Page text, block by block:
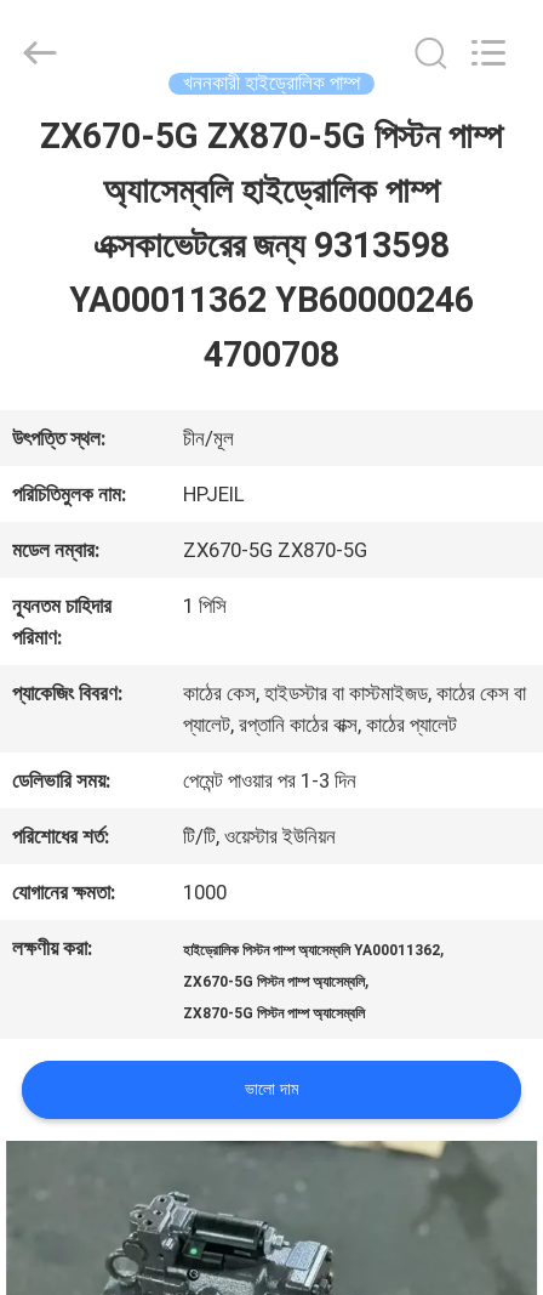
বাড়ি
সম্পর্কে
কারখানা
ভ্রমণ
মান
যোগাযোগ
করুন
মামলা
Machinery
খননকারী হাইড্রোলিক পাম্প
ZX670-5G ZX870-5G পিস্টন পাম্প
অ্যাসেম্বলি হাইড্রোলিক পাম্প
এক্সকাভেটরের জন্য 9313598
YA00011362 YB60000246
4700708
উৎপত্তি স্থল: চীন/মূল
পরিচিতিমুলক নাম: HPJEIL
মডেল নম্বার: ZX670-5G ZX870-5G
ন্যূনতম চাহিদার
পরিমাণ:
1 পিসি
প্যাকেজিং বিবরণ:
কাঠের কেস, হাইডস্টার বা কাস্টমাইজড, কাঠের কেস বা
প্যালেট, রপ্তানি কাঠের বাক্স, কাঠের প্যালেট
ডেলিভারি সময়: পেমেন্ট পাওয়ার পর 1-3 দিন
পরিশোধের শর্ত: টি/টি, ওয়েস্টার ইউনিয়ন
যোগানের ক্ষমতা: 1000
লক্ষণীয় করা: হাইড্রোলিক পিস্টন পাম্প অ্যাসেম্বলি YA00011362,
ZX670-5G পিস্টন পাম্প অ্যাসেম্বলি,
ZX870-5G পিস্টন পাম্প অ্যাসেম্বলি
ভালো দাম